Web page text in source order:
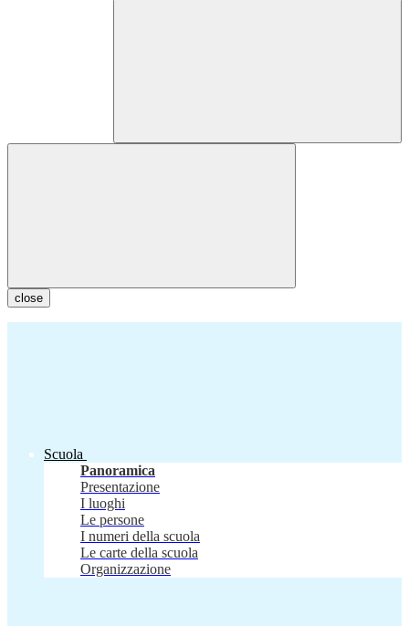
close
Scuola
Panoramica
Presentazione
I luoghi
Le persone
I numeri della scuola
Le carte della scuola
Organizzazione